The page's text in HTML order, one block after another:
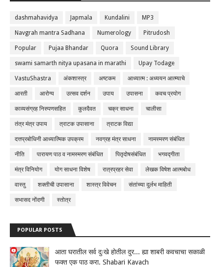
dashmahavidya Japmala Kundalini MP3
Navgrah mantra Sadhana Numerology Pitrudosh
Popular Pujaa Bhandar Quora Sound Library
swami samarth nitya upasana in marathi Upay Todage
VastuShastra अंकशास्त्र अष्टकम आध्यात्म : अध्ययन आत्म्याचे
आरती आरोग्य उत्सव दर्शन उपाय उपासना कवच प्रयोग
काव्यसंग्रह निरुपणसहित कुलदैवत चक्र साधना चालीसा
तंत्र मंत्र उपाय त्राटक उपासाना त्राटक विद्या
दत्तप्रबोधिनी आध्यात्मिक उपक्रम नवग्रह मंत्र साधना नामस्मरण संबंधित
नीति पारायण पाठ व नामस्मरण संबंधित पितृदोषसंबंधित भगवद्गीता
मंत्र विनियोग योग साधना विशेष रात्रप्रहर सेवा लेखक विषेश आत्मबोध
वास्तु शक्तीची उपासाना शास्त्र विवेचन संतांच्या दुर्लभ माहिती
सभासद नोंदणी स्तोत्र
POPULAR POSTS
आता घरातील सर्व दुःखे होतील दुर... ह्या शाबरी कवचाचा सकाळी
फक्त एक पाठ करा. Shabari Kavach